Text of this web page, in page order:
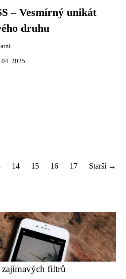
– Vesmírný unikát
druhu
04. 2025
14 15 16 17 Starší →
filtrů